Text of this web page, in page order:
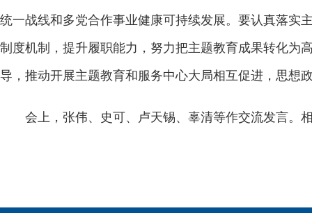
统一战线和多党合作事业健康可持续发展。要认真落实
制度机制，提升履职能力，努力把主题教育成果转化为
导，推动开展主题教育和服务中心大局相互促进，思想
会上，张伟、史可、卢天锡、辜清等作交流发言。